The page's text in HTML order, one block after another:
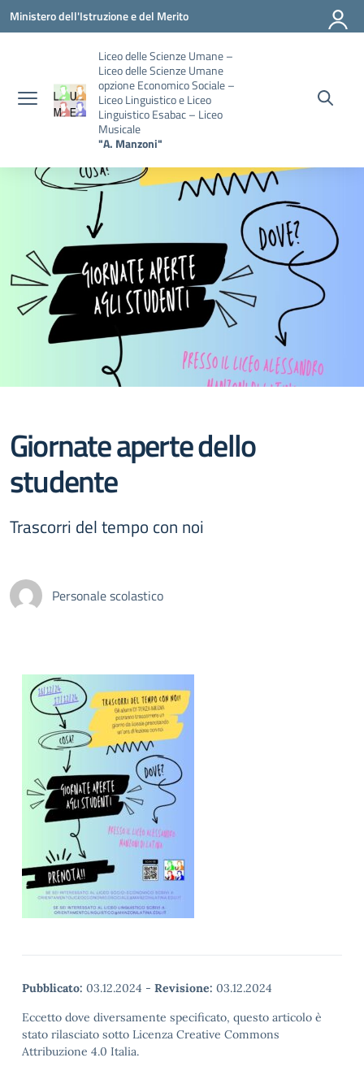
Vai ai contenuti
Vai al menu di navigazione
Vai al footer
Ministero dell'Istruzione e del Merito
Liceo delle Scienze Umane –
Liceo delle Scienze Umane
opzione Economico Sociale –
Liceo Linguistico e Liceo
Linguistico Esabac – Liceo
Musicale
"A. Manzoni"
Giornate aperte dello
studente
Trascorri del tempo con noi
Personale scolastico
Pubblicato: 03.12.2024 - Revisione: 03.12.2024
Eccetto dove diversamente specificato, questo articolo è
stato rilasciato sotto Licenza Creative Commons
Attribuzione 4.0 Italia.